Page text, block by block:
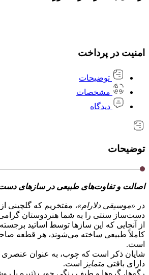
امنیت در پرداخت
توضیحات
مشخصات
دیدگاه
توضیحات
اصالت و تفاوت‌های طبیعی در سازهای
در «موسیقی دلارام»، مفتخریم که گلچینی
دست‌ساز سنتی را به شما هنردوستان
از آنجایی که این سازها توسط اساتید برجسته
کاملاً طبیعی ساخته می‌شوند، هر قطعه
است.
شایان ذکر است که چوب، به عنوان عنصری
دارای بافتی متمایز
است.
رگه‌ها، گره‌ها و طیف رنگی چوب (تیره یا